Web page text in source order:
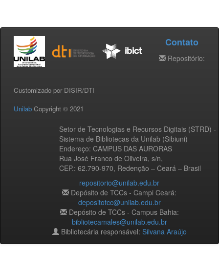
Customizado por DISIR/DTI
Unilab Copyright © 2021
Setor de Tecnologias e Recursos Digitais (STRD) -
Sistema de Bibliotecas da Unilab (Sibiuni)
Endereço: CAMPUS DAS AURORAS
Rua José Franco de Oliveira, s/n,
CEP.: 62.790-970, Redenção – Ceará – Brasil
Contato
Repositório:
repositorio@unilab.edu.br
Depósito de TCCs - Campi Ceará:
depositotcc@unilab.edu.br
Depósito de TCCs - Campus Bahia:
bibliotecamales@unilab.edu.br
Bibliotecária responsável: Silvana Araújo